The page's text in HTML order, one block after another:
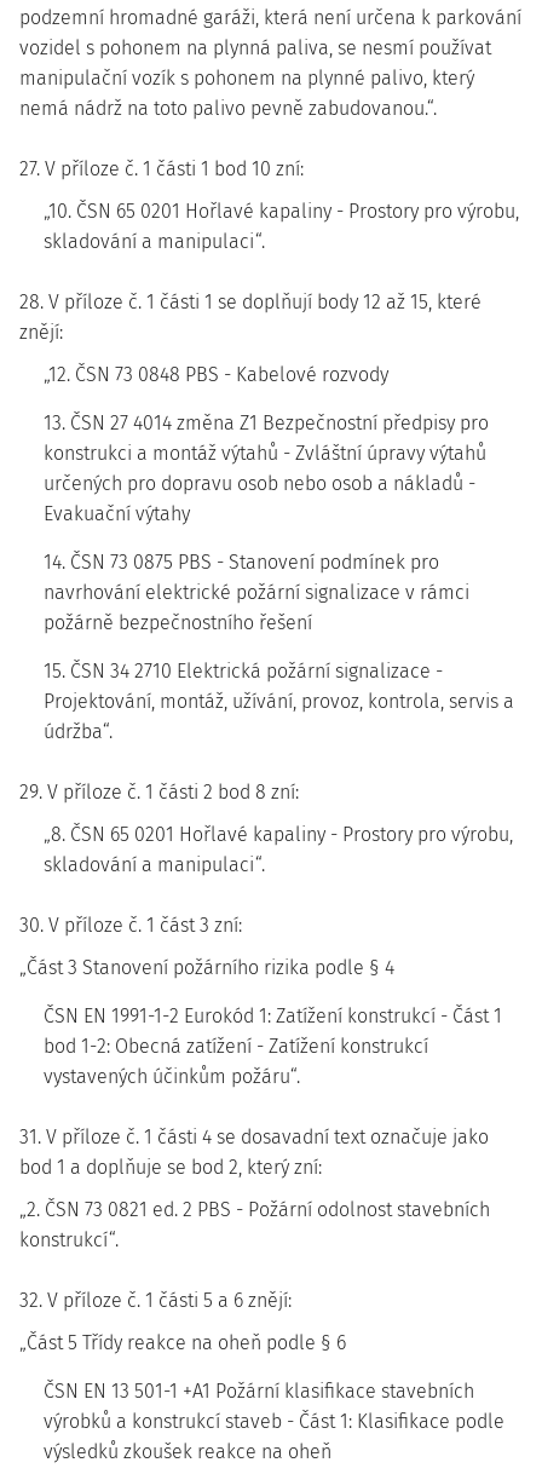
podzemní hromadné garáži, která není určena k parkování
vozidel s pohonem na plynná paliva, se nesmí používat
manipulační vozík s pohonem na plynné palivo, který
nemá nádrž na toto palivo pevně zabudovanou.“.
27. V příloze č. 1 části 1 bod 10 zní:
„10. ČSN 65 0201 Hořlavé kapaliny - Prostory pro výrobu,
skladování a manipulaci“.
28. V příloze č. 1 části 1 se doplňují body 12 až 15, které
znějí:
„12. ČSN 73 0848 PBS - Kabelové rozvody
13. ČSN 27 4014 změna Z1 Bezpečnostní předpisy pro
konstrukci a montáž výtahů - Zvláštní úpravy výtahů
určených pro dopravu osob nebo osob a nákladů -
Evakuační výtahy
14. ČSN 73 0875 PBS - Stanovení podmínek pro
navrhování elektrické požární signalizace v rámci
požárně bezpečnostního řešení
15. ČSN 34 2710 Elektrická požární signalizace -
Projektování, montáž, užívání, provoz, kontrola, servis a
údržba“.
29. V příloze č. 1 části 2 bod 8 zní:
„8. ČSN 65 0201 Hořlavé kapaliny - Prostory pro výrobu,
skladování a manipulaci“.
30. V příloze č. 1 část 3 zní:
„Část 3 Stanovení požárního rizika podle § 4
ČSN EN 1991-1-2 Eurokód 1: Zatížení konstrukcí - Část 1
bod 1-2: Obecná zatížení - Zatížení konstrukcí
vystavených účinkům požáru“.
31. V příloze č. 1 části 4 se dosavadní text označuje jako
bod 1 a doplňuje se bod 2, který zní:
„2. ČSN 73 0821 ed. 2 PBS - Požární odolnost stavebních
konstrukcí“.
32. V příloze č. 1 části 5 a 6 znějí:
„Část 5 Třídy reakce na oheň podle § 6
ČSN EN 13 501-1 +A1 Požární klasifikace stavebních
výrobků a konstrukcí staveb - Část 1: Klasifikace podle
výsledků zkoušek reakce na oheň